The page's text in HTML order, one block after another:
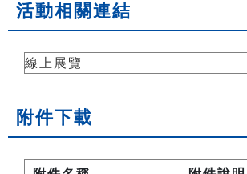
活動相關連結
線上展覽
附件下載